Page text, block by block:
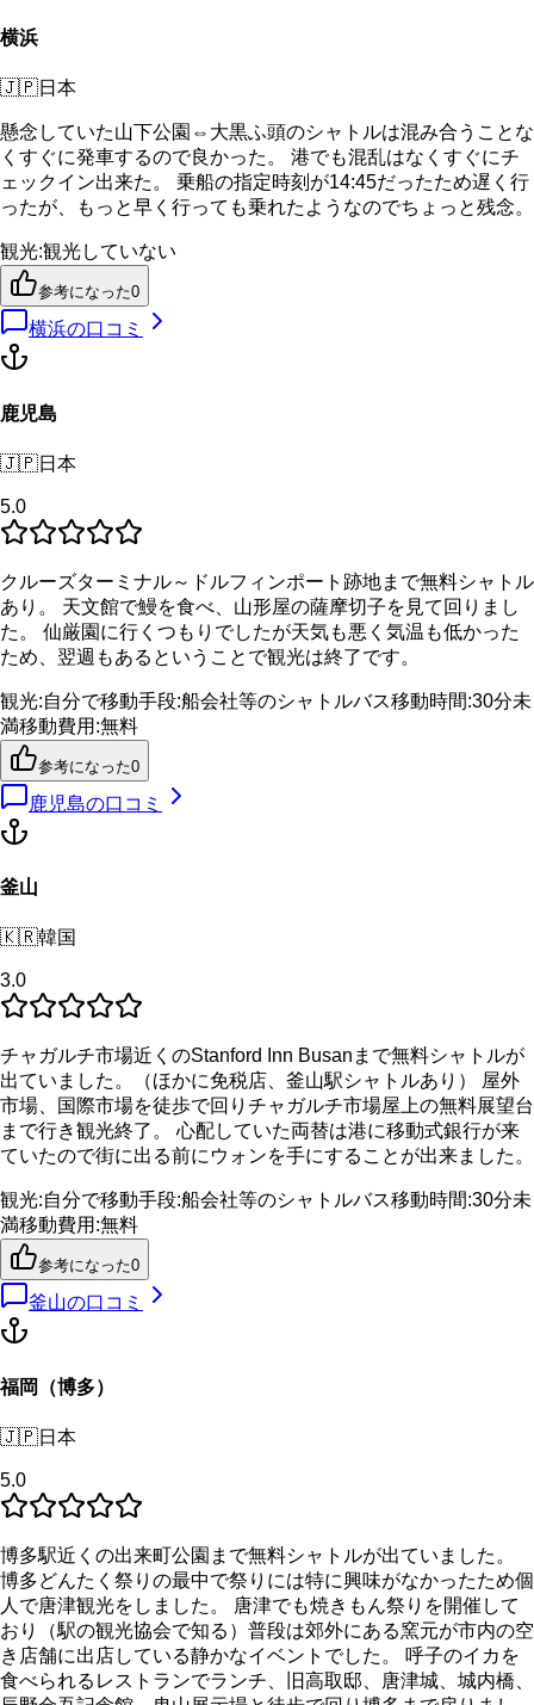
横浜
🇯🇵日本
懸念していた山下公園⇔大黒ふ頭のシャトルは混み合うことな
くすぐに発車するので良かった。 港でも混乱はなくすぐにチ
ェックイン出来た。 乗船の指定時刻が14:45だったため遅く行
ったが、もっと早く行っても乗れたようなのでちょっと残念。
観光:観光していない
参考になった0
横浜の口コミ
鹿児島
🇯🇵日本
5.0
クルーズターミナル～ドルフィンポート跡地まで無料シャトル
あり。 天文館で鰻を食べ、山形屋の薩摩切子を見て回りまし
た。 仙厳園に行くつもりでしたが天気も悪く気温も低かった
ため、翌週もあるということで観光は終了です。
観光:自分で移動手段:船会社等のシャトルバス移動時間:30分未
満移動費用 :無料
参考になった0
鹿児島の口コミ
釜山
🇰🇷韓国
3.0
チャガルチ市場近くのStanford Inn Busanまで無料シャトルが
出ていました。（ほかに免税店、釜山駅シャトルあり） 屋外
市場、国際市場を徒歩で回りチャガルチ市場屋上の無料展望台
まで行き観光終了。 心配していた両替は港に移動式銀行が来
ていたので街に出る前にウォンを手にすることが出来ました。
観光:自分で移動手段:船会社等のシャトルバス移動時間:30分未
満移動費用 :無料
参考になった0
釜山の口コミ
福岡（博多）
🇯🇵日本
5.0
博多駅近くの出来町公園まで無料シャトルが出ていました。
博多どんたく祭りの最中で祭りには特に興味がなかったため個
人で唐津観光をしました。 唐津でも焼きもん祭りを開催して
おり（駅の観光協会で知る）普段は郊外にある窯元が市内の空
き店舗に出店している静かなイベントでした。 呼子のイカを
食べられるレストランでランチ、旧高取邸、唐津城、城内橋、